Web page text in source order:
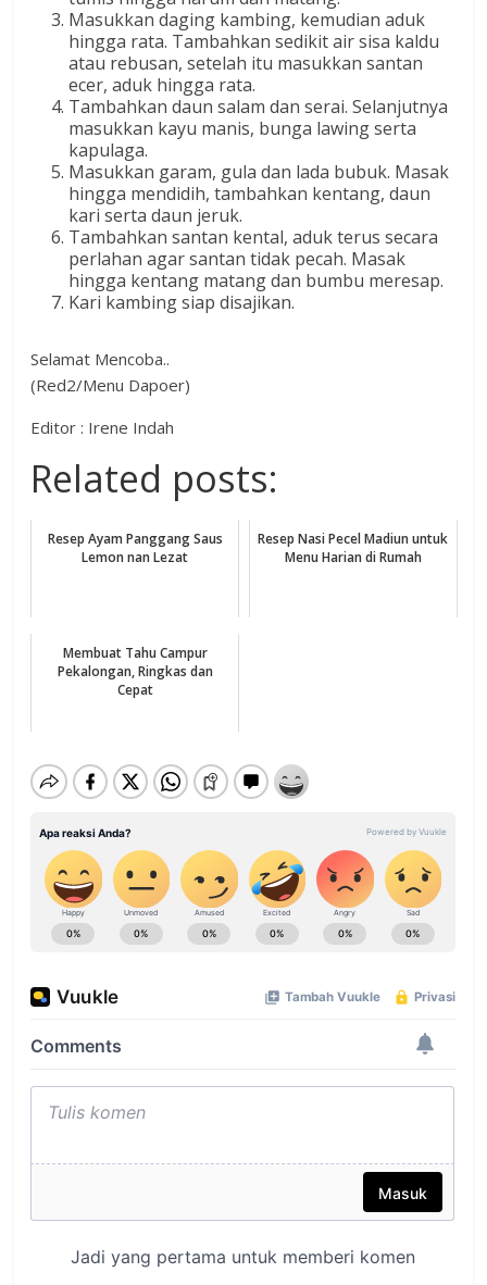
Masukkan daging kambing, kemudian aduk
hingga rata. Tambahkan sedikit air sisa kaldu
atau rebusan, setelah itu masukkan santan
ecer, aduk hingga rata.
Tambahkan daun salam dan serai. Selanjutnya
masukkan kayu manis, bunga lawing serta
kapulaga.
Masukkan garam, gula dan lada bubuk. Masak
hingga mendidih, tambahkan kentang, daun
kari serta daun jeruk.
Tambahkan santan kental, aduk terus secara
perlahan agar santan tidak pecah. Masak
hingga kentang matang dan bumbu meresap.
Kari kambing siap disajikan.
Selamat Mencoba..
(Red2/Menu Dapoer)
Editor : Irene Indah
Related posts:
Resep Ayam Panggang Saus
Lemon nan Lezat
Resep Nasi Pecel Madiun untuk
Menu Harian di Rumah
Membuat Tahu Campur
Pekalongan, Ringkas dan
Cepat